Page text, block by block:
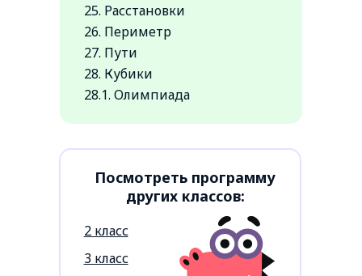
2 класс
3 класс
25. Расстановки
26. Периметр
27. Пути
28. Кубики
28.1. Олимпиада
Посмотреть программу
других классов: